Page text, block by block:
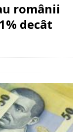
românii
decât